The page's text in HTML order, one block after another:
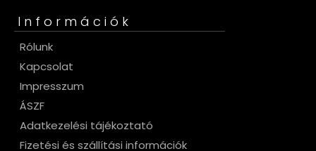
Információk
Rólunk
Kapcsolat
Impresszum
ÁSZF
Adatkezelési tájékoztató
Fizetési és szállítási információk